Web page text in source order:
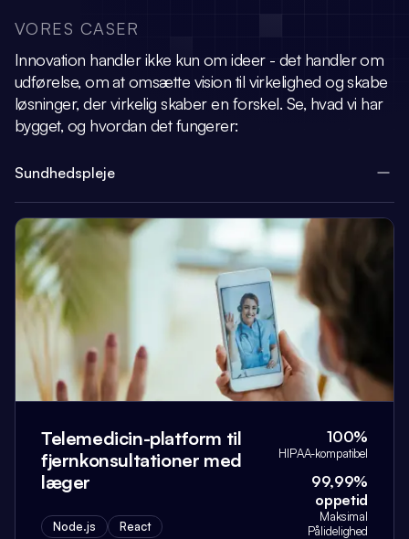
VORES CASER
Innovation handler ikke kun om ideer - det handler om
udførelse, om at omsætte vision til virkelighed og skabe
løsninger, der virkelig skaber en forskel. Se, hvad vi har
bygget, og hvordan det fungerer:
Sundhedspleje
Telemedicin-platform til
fjernkonsultationer med
læger
Node.js React
100%
HIPAA-kompatibel
99,99%
oppetid
Maksimal
Pålidelighed